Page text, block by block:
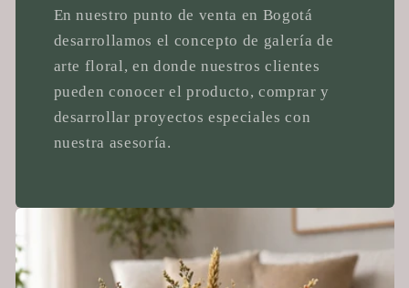
En nuestro punto de venta en Bogotá
desarrollamos el concepto de galería de
arte floral, en donde nuestros clientes
pueden conocer el producto, comprar y
desarrollar proyectos especiales con
nuestra asesoría.